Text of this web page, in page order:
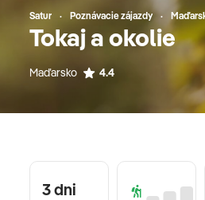
Satur Poznávacie zájazdy
Tokaj a okolie
Maďarsko 4.4
3 dni